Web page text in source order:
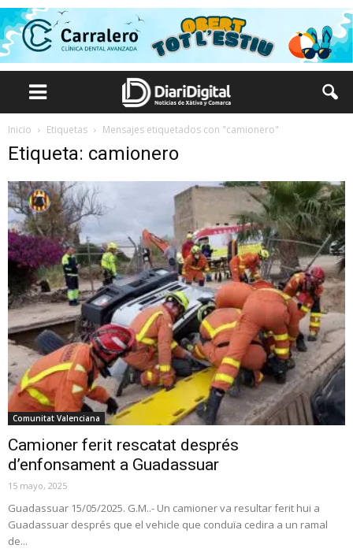
Inicio Etiquetas Mensajes etiquetados con "camionero"
Etiqueta: camionero
Comunitat Valenciana
Camioner ferit rescatat després
d’enfonsament a Guadassuar
15 mayo, 2025
Guadassuar 15/05/2025. G.M..- Un camioner va resultar ferit hui a
Guadassuar després que el vehicle que conduïa cedira a un ramal
de...